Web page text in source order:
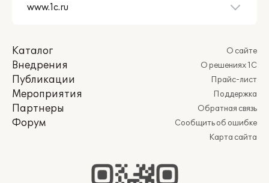
Каталог
Внедрения
Публикации
Мероприятия
Партнеры
Форум
О сайте
О решениях 1С
Прайс-лист
Поддержка
Обратная связь
Сообщить об ошибке
Карта сайта